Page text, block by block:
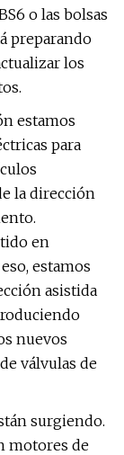
o las bolsas
preparando
los
estamos
para
la dirección
en
estamos
asistida
nuevos
válvulas de
surgiendo.
motores de